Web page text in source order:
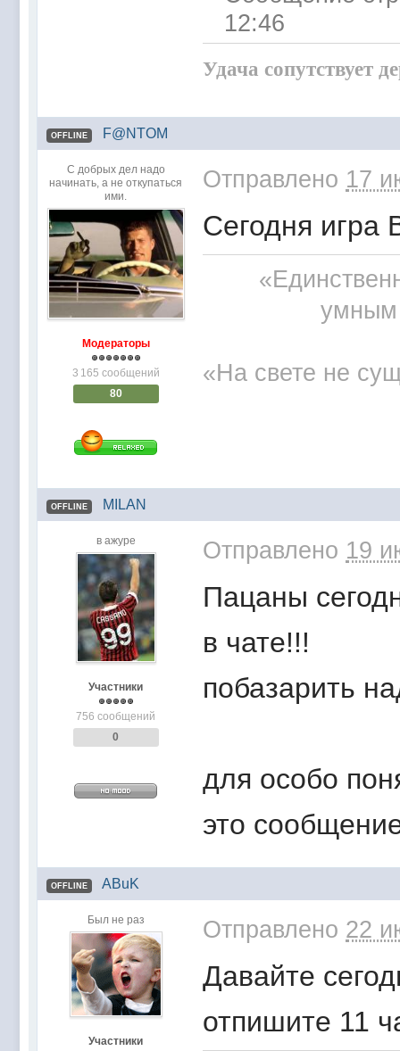
12:46
Удача сопутствует
OFFLINE F@NTOM
С добрых дел надо
начинать, а не откупаться
ими.
Модераторы
3 165 сообщений
80
Отправлено 17
Сегодня игра
умным
«На свете не
OFFLINE MILAN
в ажуре
Участники
756 сообщений
0
Отправлено 19
Пацаны
в чате!!!
побазарить
для особо
это
OFFLINE ABuK
Был не раз
Участники
Отправлено 22
Давайте
отпишите 11